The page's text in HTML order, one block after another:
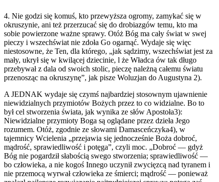
4. Nie godzi się komuś, kto przewyższa ogromy, zamykać się w
okruszynie, ani też przerzucać się do drobiazgów temu, kto ma
sobie powierzone ważne sprawy. Otóż Bóg ma cały świat w swej
pieczy i wszechświat nie zdoła Go ogarnąć. Wydaje się więc
niestosowne, że Ten, dla którego, „jak sądzimy, wszechświat jest za
mały, ukrył się w kwilącej dziecinie, l że Władca ów tak długo
przebywał z dala od swoich stolic, pieczę należną całemu światu
przenosząc na okruszynę”, jak pisze Woluzjan do Augustyna 2).
A JEDNAK wydaje się czymś najbardziej stosownym ujawnienie
niewidzialnych przymiotów Bożych przez to co widzialne. Bo to
był cel stworzenia świata, jak wynika ze słów Apostoła3):
Niewidzialne przymioty Boga są oglądane przez dzieła Jego
rozumem. Otóż, zgodnie ze słowami Damasceńczyka4), w
tajemnicy Wcielenia „przejawia się jednocześnie Boża dobroć,
mądrość, sprawiedliwość i potęga”, czyli moc. „Dobroć — gdyż
Bóg nie pogardził słabością swego stworzenia; sprawiedliwość —
bo człowieka, a nie kogoś Innego uczynił zwycięzcą nad tyranem i
nie przemocą wyrwał człowieka ze śmierci; mądrość — ponieważ